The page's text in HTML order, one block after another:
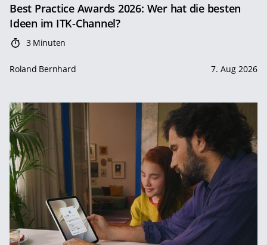
Best Practice Awards 2026: Wer hat die besten
Ideen im ITK-Channel?
3 Minuten
Roland Bernhard 7. Aug 2026